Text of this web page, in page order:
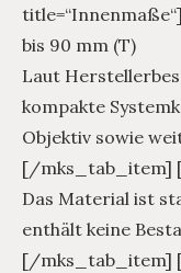
bis 90 mm (T)
Laut
kompakte
Objektiv sowie
[/mks_tab_item]
Das Material ist
enthält keine
[/mks_tab_item]